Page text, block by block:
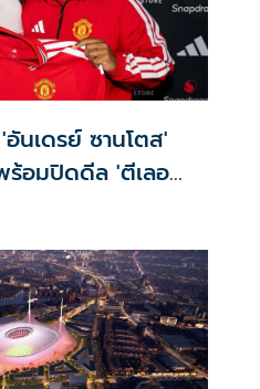
นเดรย์ ซานโตส'
ร้อมปิดดีล 'ตีเลอ